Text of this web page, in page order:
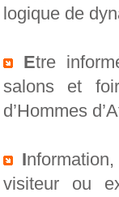
logique de
Etre
salons et
d’Hommes
I
visiteur ou